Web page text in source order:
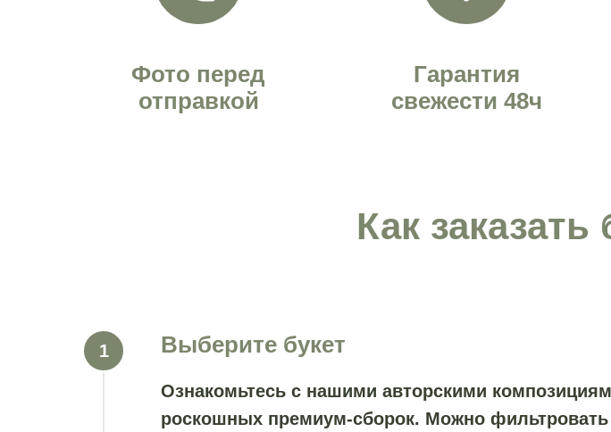
Фото перед
отправкой
Гарантия
свежести 48ч
Как
Выберите букет
Ознакомьтесь с нашими авторскими
роскошных премиум-сборок. Можно фильтровать